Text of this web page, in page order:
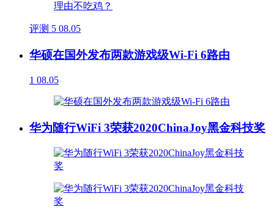
评测 5 08.05
华硕在国外发布两款游戏级Wi-Fi 6路由
1 08.05
华为随行WiFi 3荣获2020ChinaJoy黑金科技奖